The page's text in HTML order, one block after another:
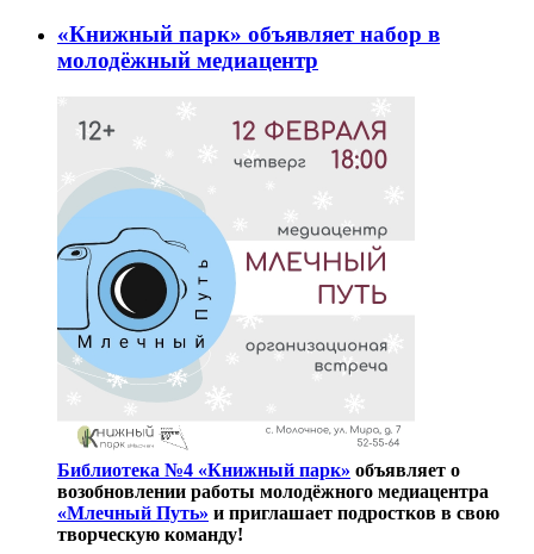
«Книжный парк» объявляет набор в
молодёжный медиацентр
Библиотека №4 «Книжный парк» объявляет о
возобновлении работы молодёжного медиацентра
«Млечный Путь» и приглашает подростков в свою
творческую команду!